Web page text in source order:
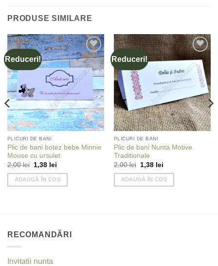
PRODUSE SIMILARE
Reduceri!
Add to
wishlist
PLICURI DE BANI
Plic de bani botez bebe Minnie
Mouse cu ursulet
2,00lei
Prețul
inițial
a
fost:
1,38 leiPrețul
este:
1,38 lei.
ADAUGĂ ÎN COȘ
Reduceri!
Add to
wishlist
PLICURI DE BANI
Plic de bani Nunta Motive
Traditionale
2,00lei
Prețul
inițial
a
fost:
1,38 leiPrețul
este:
1,38 lei.
ADAUGĂ ÎN COȘ
RECOMANDĂRI
Invitatii nunta